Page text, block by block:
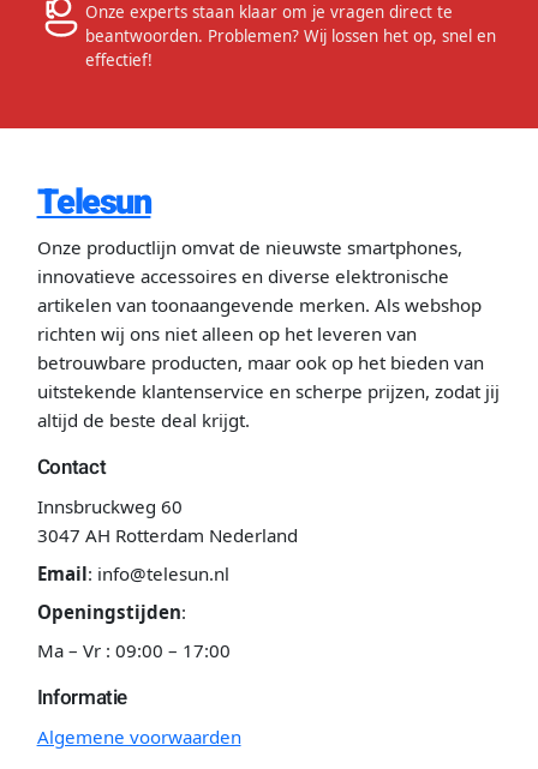
Onze experts staan klaar om je vragen direct te
beantwoorden. Problemen? Wij lossen het op, snel en
effectief!
Telesun
Onze productlijn omvat de nieuwste smartphones,
innovatieve accessoires en diverse elektronische
artikelen van toonaangevende merken. Als webshop
richten wij ons niet alleen op het leveren van
betrouwbare producten, maar ook op het bieden van
uitstekende klantenservice en scherpe prijzen, zodat jij
altijd de beste deal krijgt.
Contact
Innsbruckweg 60
3047 AH Rotterdam Nederland
Email: info@telesun.nl
Openingstijden:
Ma – Vr : 09:00 – 17:00
Informatie
Algemene voorwaarden